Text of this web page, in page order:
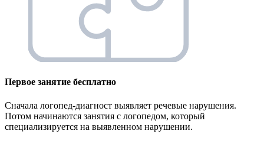
Первое занятие бесплатно
Сначала логопед-диагност выявляет речевые нарушения.
Потом начинаются занятия с логопедом, который
специализируется на выявленном нарушении.